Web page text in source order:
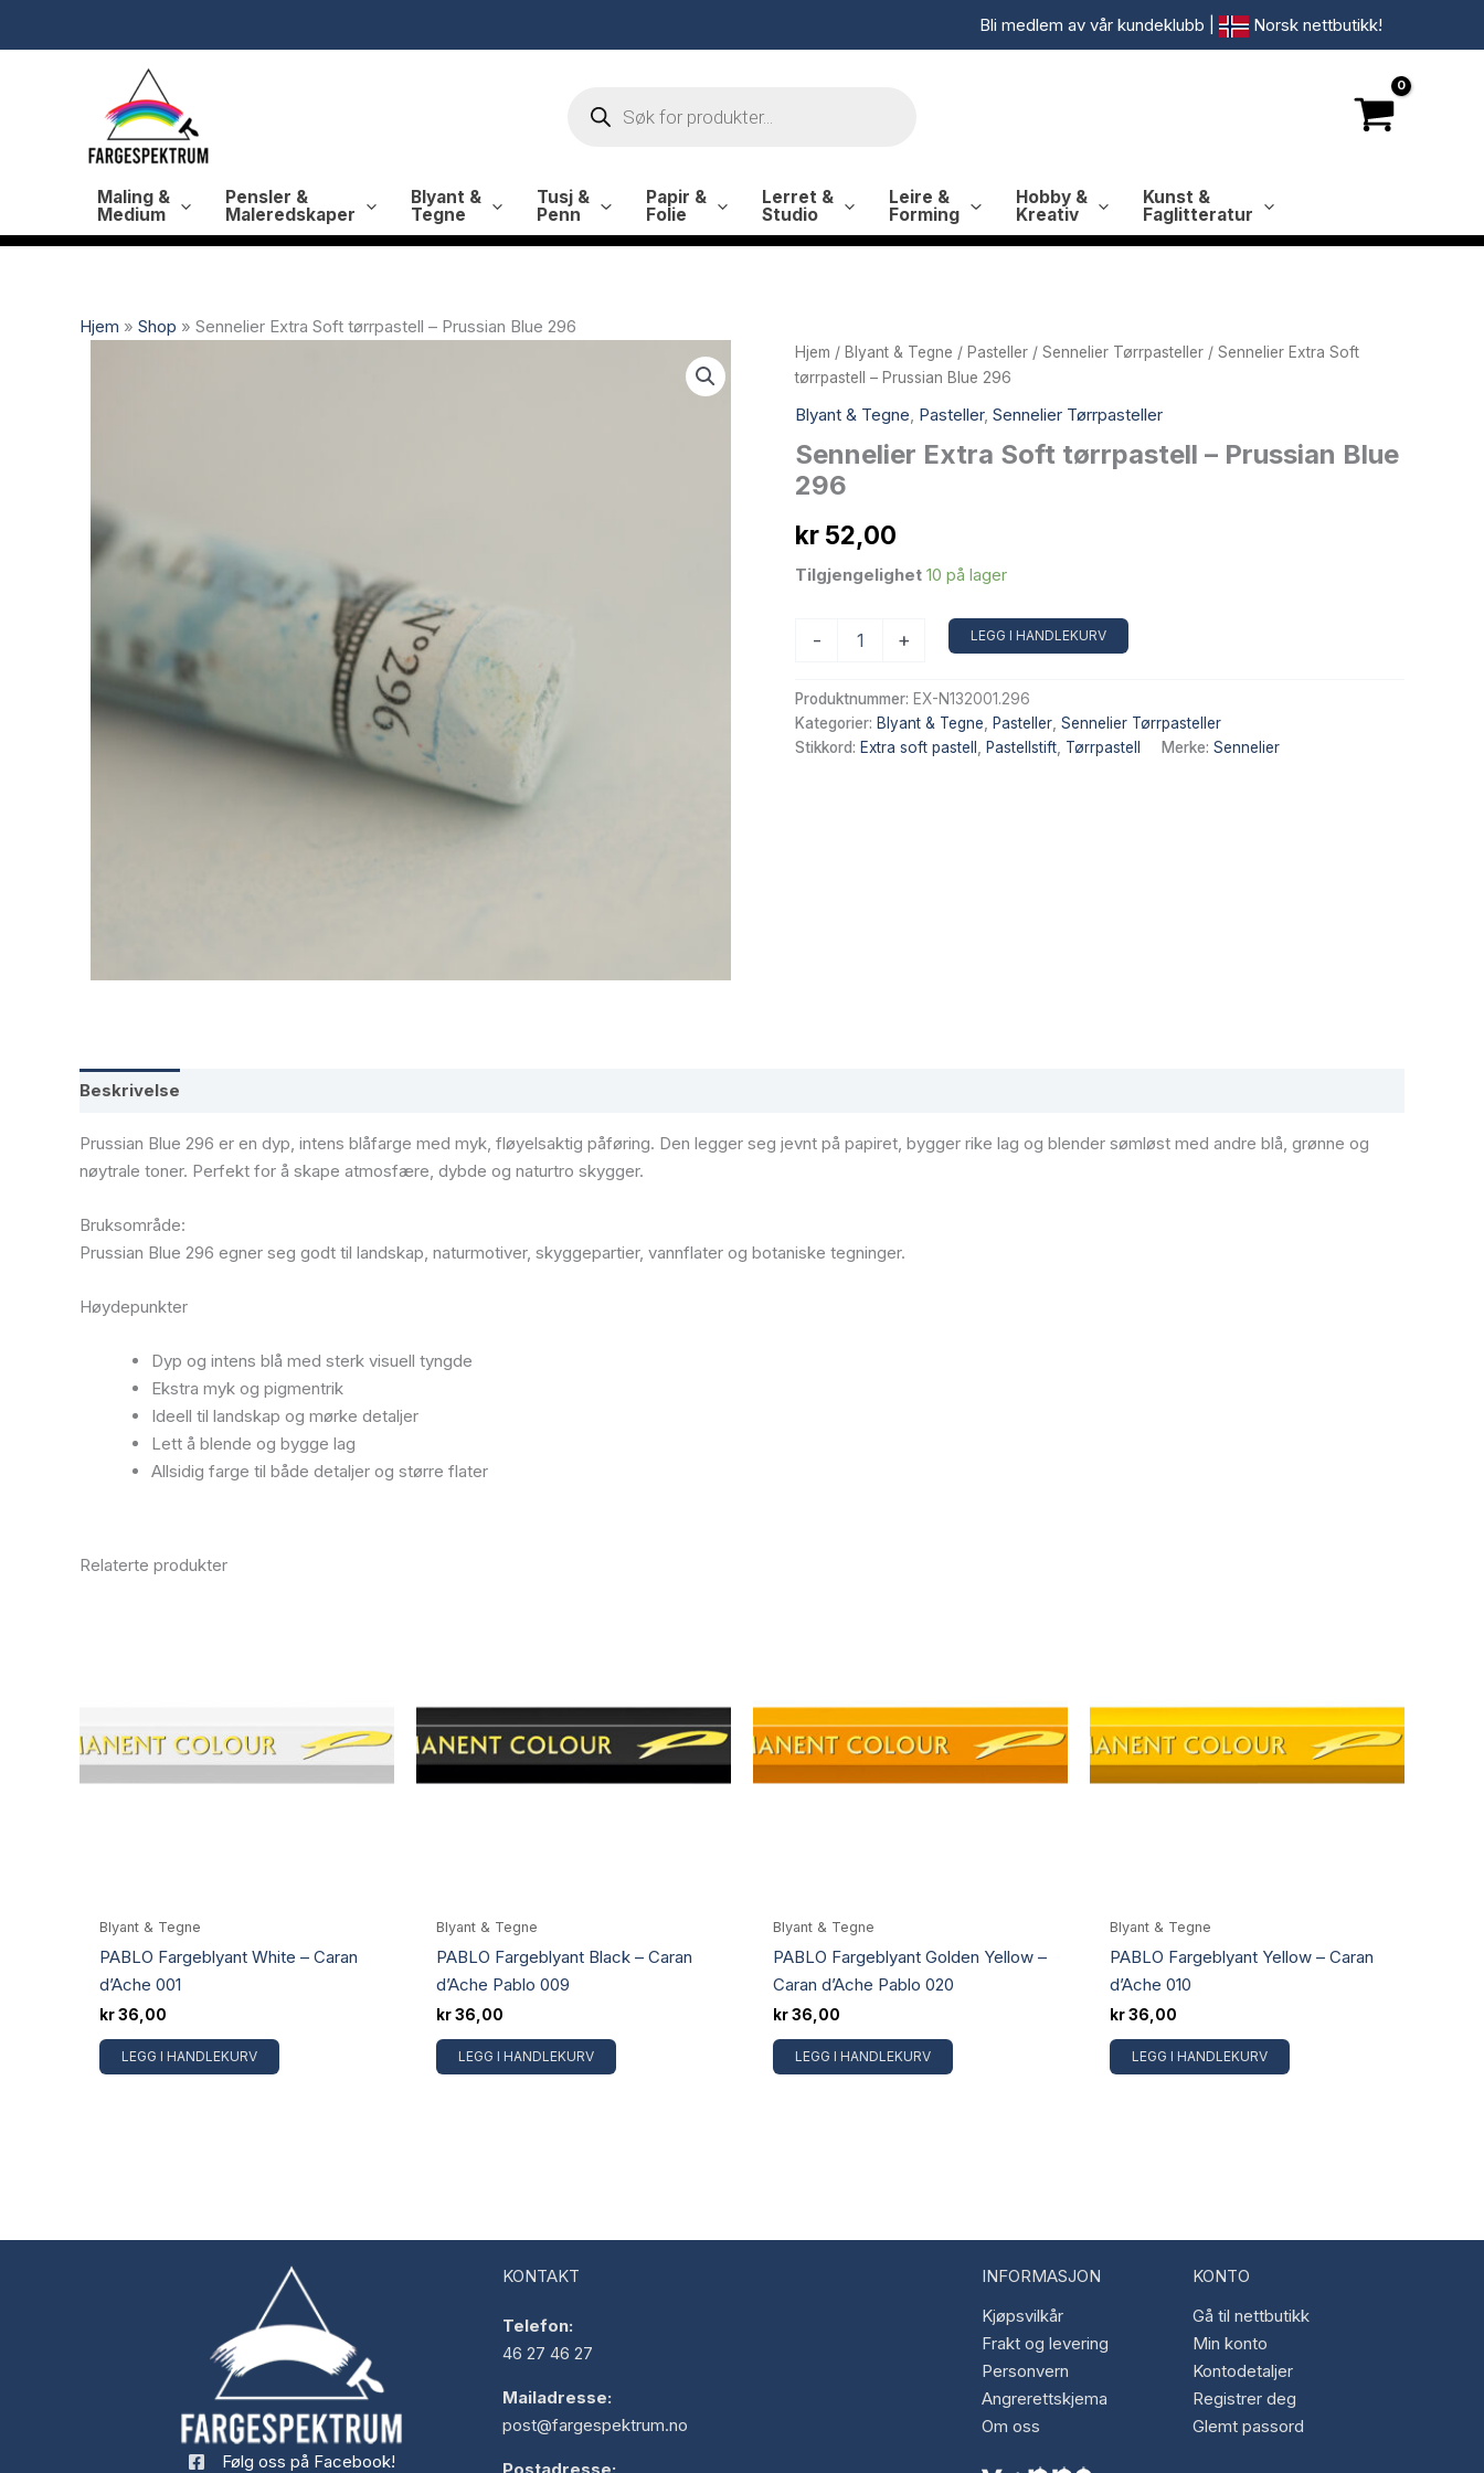
Bli medlem av vår kundeklubb Norsk nettbutikk!
search
Maling &
Medium
Pensler &
Maleredskaper
Blyant &
Tegne
Tusj &
Penn
Papir &
Folie
Lerret &
Studio
Leire &
Forming
Hobby &
Kreativ
Kunst &
Faglitteratur
Hjem » Shop » Sennelier Extra Soft tørrpastell – Prussian Blue 296
Hjem / Blyant & Tegne / Pasteller / Sennelier Tørrpasteller / Sennelier Extra Soft
tørrpastell – Prussian Blue 296
Blyant & Tegne Pasteller, Sennelier Tørrpasteller
Sennelier Extra Soft tørrpastell – Prussian Blue
296
kr 52,00
Tilgjengelighet 10 på lager
-
tørrpastell
–
Prussian
+ LEGG I HANDLEKURV
Produktnummer: EX-N132001.296
Kategorier: Blyant & Tegne, Pasteller, Sennelier Tørrpasteller
Stikkord: Extra soft pastell , Pastellstift, Tørrpastell Merke: Sennelier
Beskrivelse
Prussian Blue 296 er en dyp, intens blåfarge med myk, fløyelsaktig påføring. Den legger seg jevnt på papiret, bygger rike lag og blender sømløst med andre blå, grønne og
nøytrale toner. Perfekt for å skape atmosfære, dybde og naturtro skygger.
Bruksområde:
Prussian Blue 296 egner seg godt til landskap, naturmotiver, skyggepartier, vannflater og botaniske tegninger.
Høydepunkter
Dyp og intens blå med sterk visuell tyngde
Ekstra myk og pigmentrik
Ideell til landskap og mørke detaljer
Lett å blende og bygge lag
Allsidig farge til både detaljer og større flater
Relaterte produkter
Blyant & Tegne
PABLO Fargeblyant White – Caran
d’Ache 001
kr36,00
LEGG I HANDLEKURV
Blyant & Tegne
PABLO Fargeblyant Black – Caran
d’Ache Pablo 009
kr36,00
LEGG I HANDLEKURV
Blyant & Tegne
PABLO Fargeblyant Golden Yellow –
Caran d’Ache Pablo 020
kr36,00
LEGG I HANDLEKURV
Blyant & Tegne
PABLO Fargeblyant Yellow – Caran
d’Ache 010
kr36,00
LEGG I HANDLEKURV
Følg oss på Facebook!
KONTAKT
Telefon:
46 27 46 27
Mailadresse:
post@fargespektrum.no
INFORMASJON
Kjøpsvilkår
Frakt og levering
Personvern
Angrerettskjema
Om oss
KONTO
Gå til nettbutikk
Min konto
Kontodetaljer
Registrer deg
Glemt passord